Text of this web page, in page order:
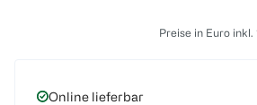
Preise in Euro inkl.
Online lieferbar